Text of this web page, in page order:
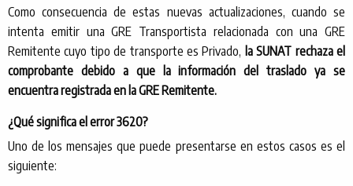
Como consecuencia de estas nuevas actualizaciones, cuando se
intenta emitir una GRE Transportista relacionada con una GRE
Remitente cuyo tipo de transporte es Privado, la SUNAT rechaza el
comprobante debido a que la información del traslado ya se
encuentra registrada en la GRE Remitente.
¿Qué significa el error 3620?
Uno de los mensajes que puede presentarse en estos casos es el
siguiente: